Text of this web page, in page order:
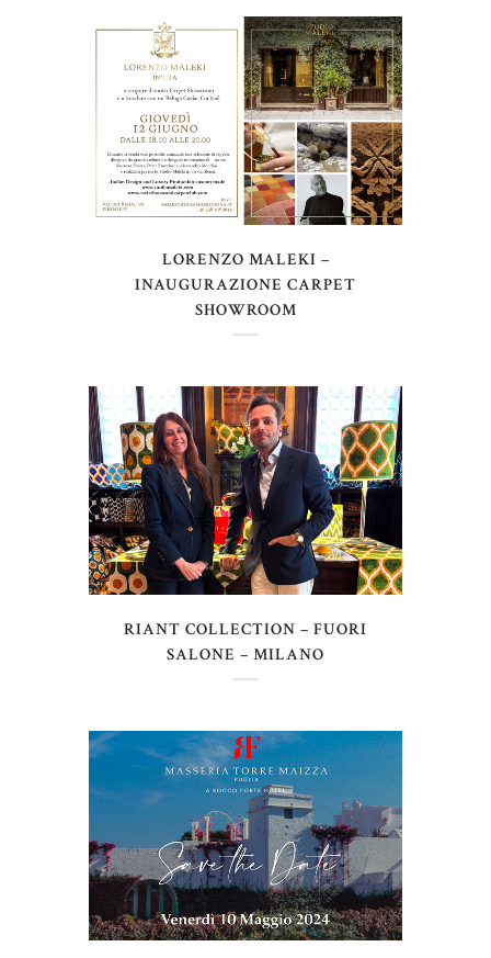
LORENZO MALEKI –
INAUGURAZIONE CARPET
SHOWROOM
RIANT COLLECTION – FUORI
SALONE – MILANO